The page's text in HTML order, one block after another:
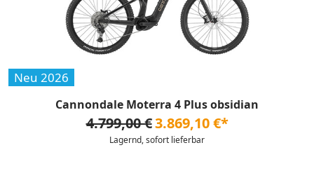
Neu 2026
Cannondale Moterra 4 Plus obsidian
4.799,00 €3.869,10 €*
Lagernd, sofort lieferbar